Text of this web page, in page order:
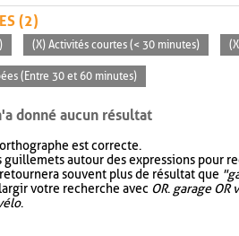
(2)
(X) Activités courtes (< 30 minutes)
(Entre 30 et 60 minutes)
donné aucun résultat
est correcte.
guillemets autour des expressions pour
souvent plus de résultat que
votre recherche avec OR. garage OR
.